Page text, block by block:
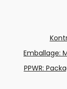
Emballage:
PPWR: